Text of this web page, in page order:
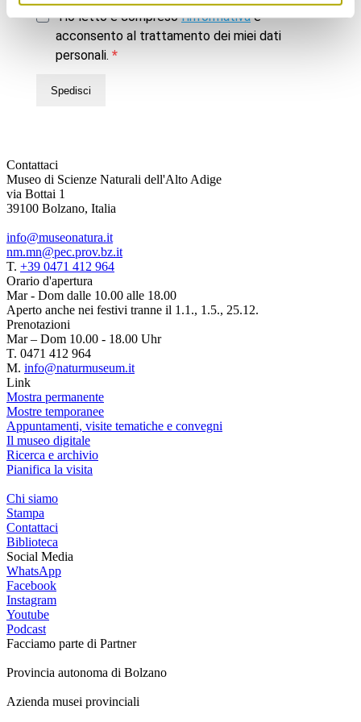
Ho letto e compresol’informativae
acconsento al trattamento dei miei dati
personali.
Spedisci
Contattaci
Museo di Scienze Naturali dell'Alto Adige
via Bottai 1
39100 Bolzano, Italia
info@museonatura.it
nm.mn@pec.prov.bz.it
T. +39 0471 412 964
Orario d'apertura
Mar - Dom dalle 10.00 alle 18.00
Aperto anche nei festivi tranne il 1.1., 1.5., 25.12.
Prenotazioni
Mar – Dom 10.00 - 18.00 Uhr
T. 0471 412 964
M. info@naturmuseum.it
Link
Mostra permanente
Mostre temporanee
Appuntamenti, visite tematiche e convegni
Il museo digitale
Ricerca e archivio
Pianifica la visita
Chi siamo
Stampa
Contattaci
Biblioteca
Social Media
WhatsApp
Facebook
Instagram
Youtube
Podcast
Facciamo parte di Partner
Provincia autonoma di Bolzano
Azienda musei provinciali